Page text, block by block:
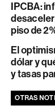
IPCBA:
piso de
El
dólar y
y tasas
OTRAS